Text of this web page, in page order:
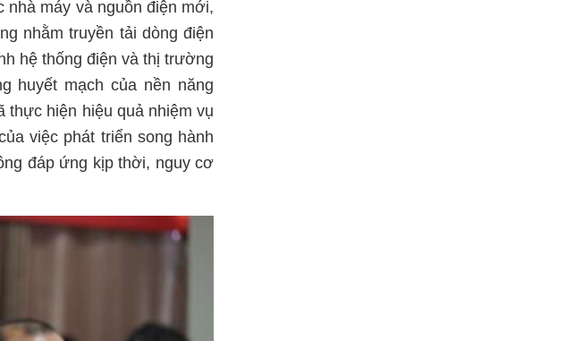
nhà máy và nguồn điện mới,
nhằm truyền tải dòng điện
hệ thống điện và thị trường
huyết mạch của nền năng
thực hiện hiệu quả nhiệm vụ
việc phát triển song hành
đáp ứng kịp thời, nguy cơ